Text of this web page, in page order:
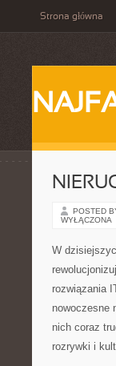
Strona główna
POSTED
WYŁĄCZONA
W
rozwiązania
nowoczesne
nich coraz
rozrywki i